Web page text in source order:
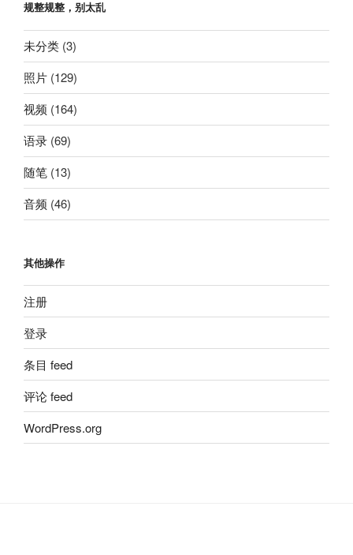
规整规整，别太乱
未分类 (3)
照片 (129)
视频 (164)
语录 (69)
随笔 (13)
音频 (46)
其他操作
注册
登录
条目 feed
评论 feed
WordPress.org